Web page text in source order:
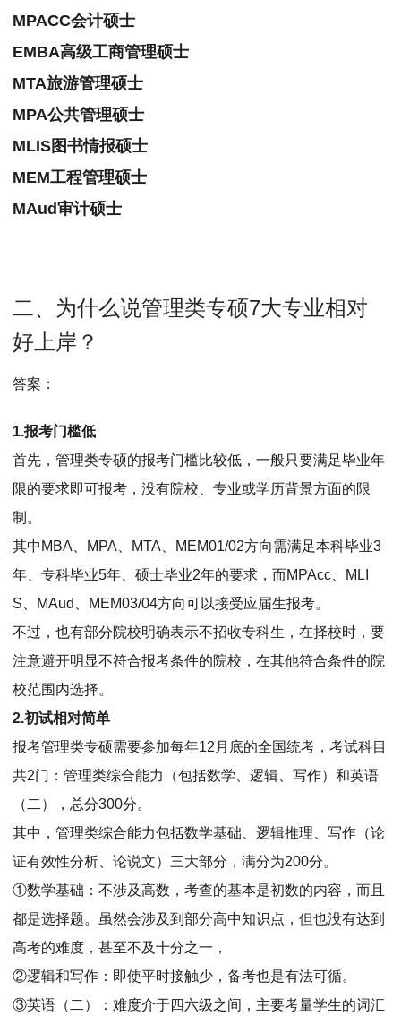
MPACC会计硕士
EMBA高级工商管理硕士
MTA旅游管理硕士
MPA公共管理硕士
MLIS图书情报硕士
MEM工程管理硕士
MAud审计硕士
二、为什么说管理类专硕7大专业相对
好上岸？
答案：
1.报考门槛低
首先，管理类专硕的报考门槛比较低，一般只要满足毕业年
限的要求即可报考，没有院校、专业或学历背景方面的限
制。
其中MBA、MPA、MTA、MEM01/02方向需满足本科毕业3
年、专科毕业5年、硕士毕业2年的要求，而MPAcc、MLI
S、MAud、MEM03/04方向可以接受应届生报考。
不过，也有部分院校明确表示不招收专科生，在择校时，要
注意避开明显不符合报考条件的院校，在其他符合条件的院
校范围内选择。
2.初试相对简单
报考管理类专硕需要参加每年12月底的全国统考，考试科目
共2门：管理类综合能力（包括数学、逻辑、写作）和英语
（二），总分300分。
其中，管理类综合能力包括数学基础、逻辑推理、写作（论
证有效性分析、论说文）三大部分，满分为200分。
①数学基础：不涉及高数，考查的基本是初数的内容，而且
都是选择题。虽然会涉及到部分高中知识点，但也没有达到
高考的难度，甚至不及十分之一，
②逻辑和写作：即使平时接触少，备考也是有法可循。
③英语（二）：难度介于四六级之间，主要考量学生的词汇